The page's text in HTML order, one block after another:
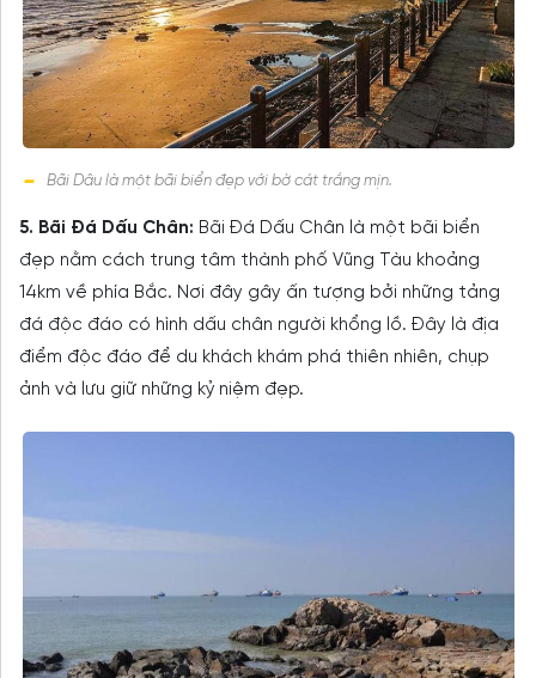
Bãi Dâu là một bãi biển đẹp với bờ cát trắng mịn.
5. Bãi Đá Dấu Chân: Bãi Đá Dấu Chân là một bãi biển
đẹp nằm cách trung tâm thành phố Vũng Tàu khoảng
14km về phía Bắc. Nơi đây gây ấn tượng bởi những tảng
đá độc đáo có hình dấu chân người khổng lồ. Đây là địa
điểm độc đáo để du khách khám phá thiên nhiên, chụp
ảnh và lưu giữ những kỷ niệm đẹp.